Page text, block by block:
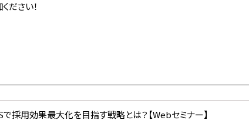
ださい！
採用効果最大化を目指す戦略とは？【Webセミナー】